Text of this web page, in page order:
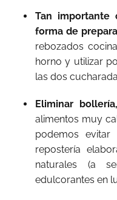
Tan
forma de
rebozados
horno y utilizar
las dos
Eliminar
alimentos muy
podemos
repostería
naturales (a
edulcorantes en